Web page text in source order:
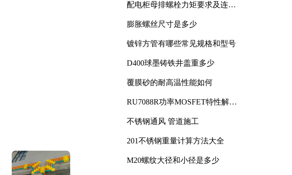
配电柜母排螺栓力矩要求及连接
膨胀螺丝尺寸是多少
镀锌方管有哪些常见规格和型号
D400球墨铸铁井盖重多少
覆膜砂的耐高温性能如何
RU7088R功率MOSFET特性解析
不锈钢通风 管道施工
201不锈钢重量计算方法大全
M20螺纹大径和小径是多少